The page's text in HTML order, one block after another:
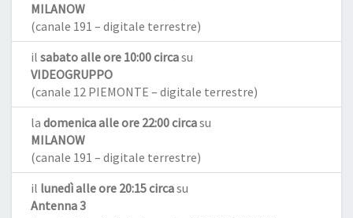
MILANOW
(canale 191 – digitale terrestre)
il sabato alle ore 10:00 circasu
VIDEOGRUPPO
(canale 12 PIEMONTE – digitale terrestre)
la domenica alle ore 22:00 circasu
MILANOW
(canale 191 – digitale terrestre)
il lunedì alle ore 20:15 circasu
Antenna 3